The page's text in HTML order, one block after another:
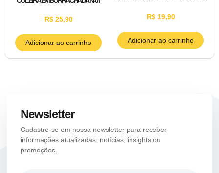
R$25,90
Adicionar ao carrinho
R$19,90
Adicionar ao carrinho
Newsletter
Cadastre-se em nossa newsletter para receber
informações atualizadas, notícias, insights ou
promoções.